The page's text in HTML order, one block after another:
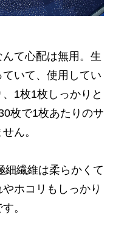
て心配は無用。生
いて、使用してい
1枚1枚しっかりと
枚で1枚あたりのサ
ん。
細繊維は柔らかくて
ホコリもしっかり
。